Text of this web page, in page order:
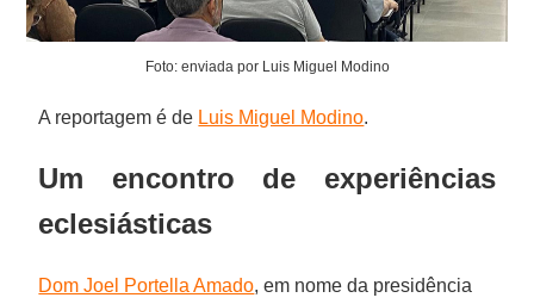
Foto: enviada por Luis Miguel Modino
A reportagem é de Luis Miguel Modino.
Um encontro de experiências
eclesiásticas
Dom Joel Portella Amado, em nome da presidência